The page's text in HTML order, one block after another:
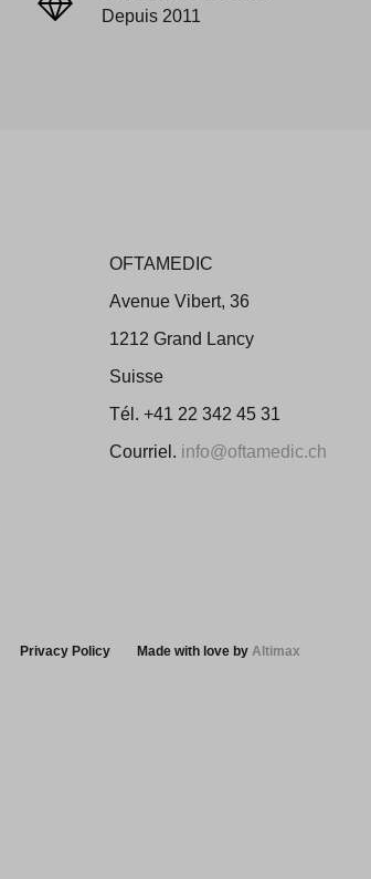
Depuis 2011
OFTAMEDIC
Avenue Vibert, 36
1212 Grand Lancy
Suisse
Tél. +41 22 342 45 31
Courriel. info@oftamedic.ch
Privacy Policy Made with love by Altimax